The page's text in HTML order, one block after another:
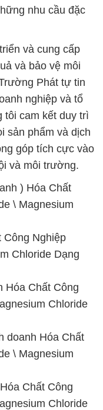
nhu cầu đặc
và cung cấp
và bảo vệ môi
Phát tự tin
nghiệp và tổ
tôi cam kết duy trì
sản phẩm và dịch
góp tích cực vào
và môi trường.
) Hóa Chất
\ Magnesium
Công Nghiệp
Chloride Dạng
Hóa Chất Công
Chloride
doanh Hóa Chất
\ Magnesium
Chất Công
Chloride